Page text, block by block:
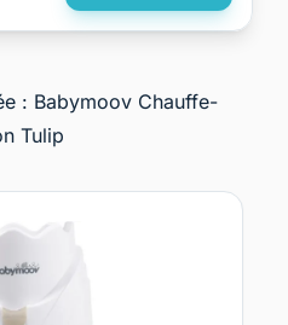
: Babymoov Chauffe-
Tulip